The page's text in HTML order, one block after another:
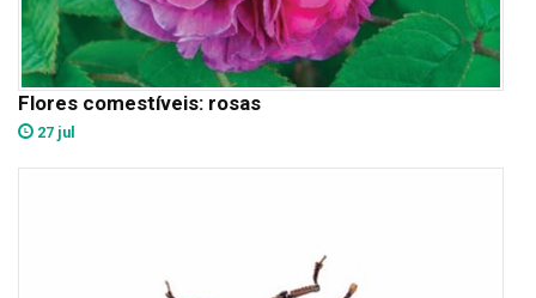
Flores comestíveis: rosas
27 jul